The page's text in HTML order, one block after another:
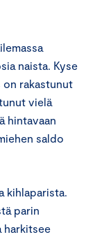
naista. Kyse
on rakastunut
vielä
hintavaan
saldo
kihlaparista.
parin
harkitsee